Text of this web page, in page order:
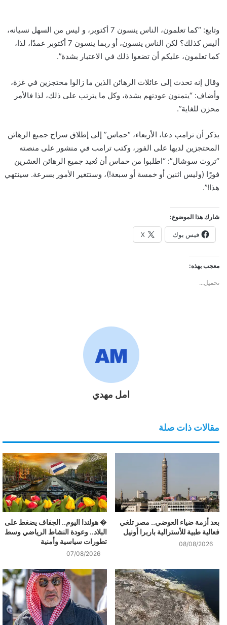
وتابع: “كما تعلمون، الناس ينسون 7 أكتوبر، و ليس من السهل نسيانه،
أليس كذلك؟ لكن الناس ينسون، أو ربما ينسون 7 أكتوبر عمدًا، لذا،
كما تعلمون، عليكم أن تضعوا ذلك في الاعتبار بشدة”.
وقال إنه تحدث إلى عائلات الرهائن الذين ما زالوا محتجزين في غزة،
وأضاف: “يتمنون عودتهم بشدة، وكل ما يترتب على ذلك، لذا فالأمر
محزن للغاية”.
يذكر أن ترامب دعا، الأربعاء، “حماس” إلى إطلاق سراح جميع الرهائن
المحتجزين لديها على الفور، وكتب ترامب في منشور على منصته
“تروث سوشال”: “اطلبوا من حماس أن تُعيد جميع الرهائن العشرين
فورًا (وليس اثنين أو خمسة أو سبعة!)، وستتغير الأمور بسرعة. سينتهي
هذا!”.
شارك هذا الموضوع:
فيس بوك X
معجب بهذه:
تحميل...
امل مهدي
مقالات ذات صلة
بعد أزمة ضياء العوضي.. مصر تلغي
فعالية طبية للأسترالية باربرا أونيل
08/08/2026
� هولندا اليوم.. الجفاف يضغط على
البلاد.. وعودة النشاط الرياضي وسط
تطورات سياسية وأمنية
07/08/2026